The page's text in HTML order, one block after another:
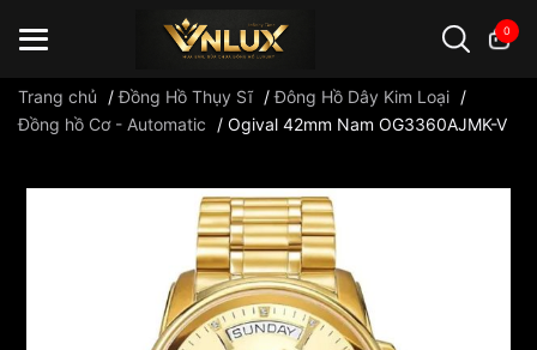
0
Trang chủ /Đồng Hồ Thụy Sĩ /Đông Hồ Dây Kim Loại /
Đồng hồ Cơ - Automatic
/ Ogival 42mm Nam OG3360AJMK-V